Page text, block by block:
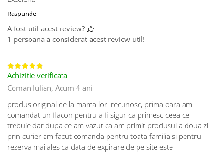
Raspunde
A fost util acest review?
1 persoana a considerat acest review util!
Achizitie verificata
Coman Iulian, Acum 4 ani
produs original de la mama lor. recunosc, prima oara am
comandat un flacon pentru a fi sigur ca primesc ceea ce
trebuie dar dupa ce am vazut ca am primit produsul a doua zi
prin curier am facut comanda pentru toata familia si pentru
rezerva mai ales ca data de expirare de pe site este